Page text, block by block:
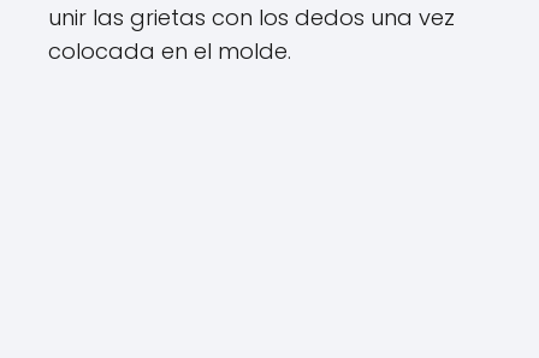
unir las grietas con los dedos una vez
colocada en el molde.